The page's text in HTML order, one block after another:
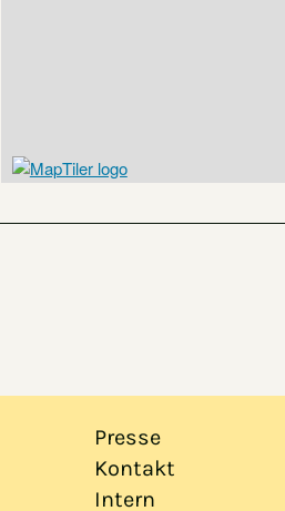
Presse
Kontakt
Intern